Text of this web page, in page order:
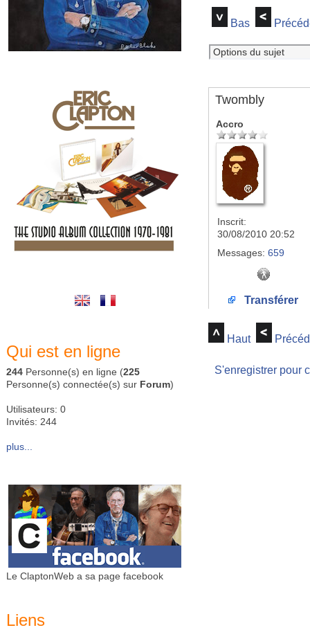
Qui est en ligne
244 Personne(s) en ligne (225
Personne(s) connectée(s) sur Forum)
Utilisateurs: 0
Invités: 244
plus...
Le ClaptonWeb a sa page facebook
Liens
Bas
Twombly
Accro
Inscrit:
30/08/2010 20:52
Messages: 659
Transférer
Haut
S'enregistrer pour